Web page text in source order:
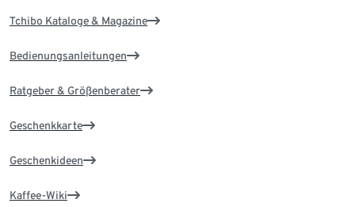
Tchibo Kataloge & Magazine
Bedienungsanleitungen
Ratgeber & Größenberater
Geschenkkarte
Geschenkideen
Kaffee-Wiki